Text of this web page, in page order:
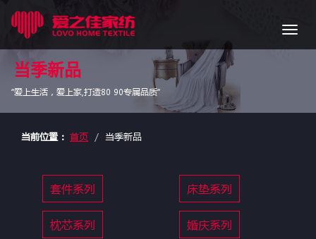
导
航
当季新品
“爱上生活，爱上家,打造80 90专属品质”
当前位置： 首页 当季新品
套件系列 床垫系列
枕芯系列 婚庆系列